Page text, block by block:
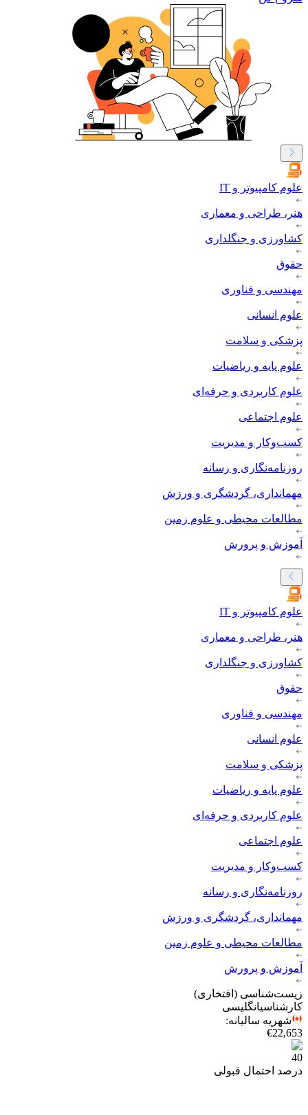
علوم کامپیوتر و IT
هنر، طراحی و معماری
کشاورزی و جنگلداری
حقوق
مهندسی و فناوری
علوم انسانی
پزشکی و سلامت
علوم پایه و ریاضیات
علوم کاربردی و حرفه‌ای
علوم اجتماعی
کسب‌وکار و مدیریت
روزنامه‌نگاری و رسانه
مهمانداری، گردشگری و ورزش
مطالعات محیطی و علوم زمین
آموزش و پرورش
علوم کامپیوتر و IT
هنر، طراحی و معماری
کشاورزی و جنگلداری
حقوق
مهندسی و فناوری
علوم انسانی
پزشکی و سلامت
علوم پایه و ریاضیات
علوم کاربردی و حرفه‌ای
علوم اجتماعی
کسب‌وکار و مدیریت
روزنامه‌نگاری و رسانه
مهمانداری، گردشگری و ورزش
مطالعات محیطی و علوم زمین
آموزش و پرورش
زیست‌شناسی (افتخاری)
کارشناسیانگلیسی
شهریه سالیانه:
€22,653
40
درصد احتمال قبولی